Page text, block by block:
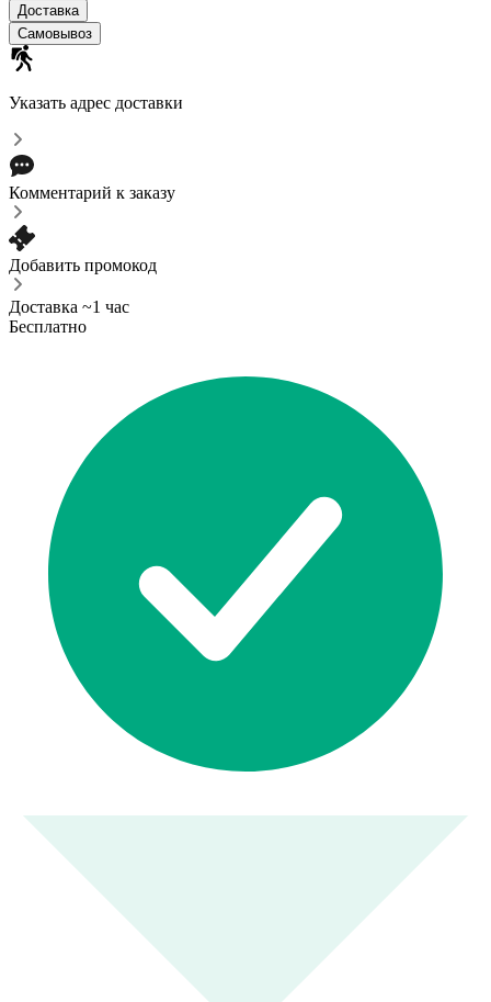
Доставка
Самовывоз
Указать адрес доставки
Комментарий к заказу
Добавить промокод
Доставка ~1 час
Бесплатно